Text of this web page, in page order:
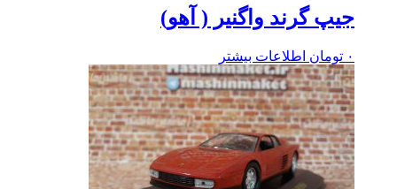
جیپ گرند واگنیر ( آهو)
۰ تومان اطلاعات بیشتر